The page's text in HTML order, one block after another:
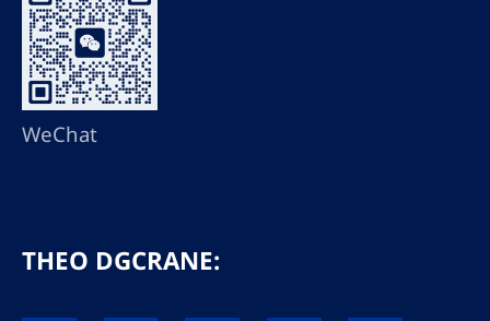
WeChat
THEO DGCRANE: